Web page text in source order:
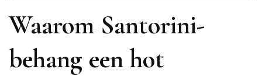
Waarom Santorini-
behang een hot